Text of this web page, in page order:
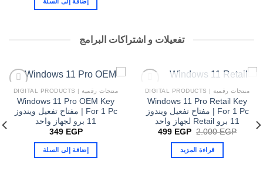
المنتج.
الخيارات
على
صفحة
المنتج
2.200 EGP.
إضافة إلى السلة
تفعيلات و اشتراكات البرامج
غير متوفر في المخزون
منتجات رقمية | DIGITAL PRODUCTS
Windows 11 Pro Retail Key
For 1 Pc | مفتاح تفعيل ويندوز
11 برو Retail لجهاز واحد
2.000EGP
السعر
هو:
2.000 EGP.
499 EGP
السعر
قراءة المزيد
منتجات رقمية | DIGITAL PRODUCTS
Windows 11 Pro OEM Key
For 1 Pc | مفتاح تفعيل ويندوز
11 برو لجهاز واحد
349 EGP
إضافة إلى السلة